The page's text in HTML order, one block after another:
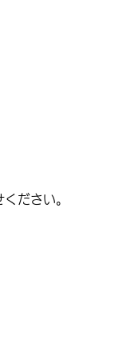
ださい。